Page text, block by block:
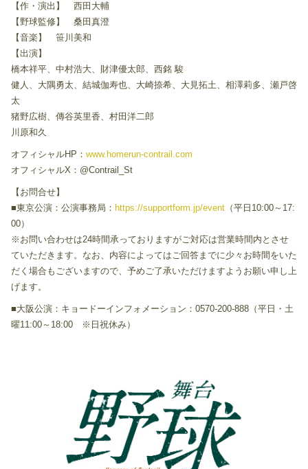
【作・演出】 西田大輔
【野球監修】 桑田真澄
【音楽】 笹川美和
【出演】
橋本祥平、中村浩大、財津優太郎、西銘 駿
健人、大隅勇太、結城伽寿也、大崎捺希、大見拓土、相澤莉多、瀬戸啓
太
猪野広樹、傳谷英里香、村田洋二郎
川原和久
オフィシャルHP： www.homerun-contrail.com
オフィシャルX：@Contrail_St
【お問合せ】
■東京公演：公演事務局： https://supportform.jp/event （平日10:00～17:
00）
※お問い合わせは24時間承っておりますがご対応は営業時間内とさせ
ていただきます。なお、内容によってはご回答までに少々お時間をいた
だく場合もございますので、予めご了承いただけますようお願い申し上
げます。
■大阪公演：キョードーインフォメーション：0570-200-888（平日・土
曜11:00～18:00 ※日祝休み）